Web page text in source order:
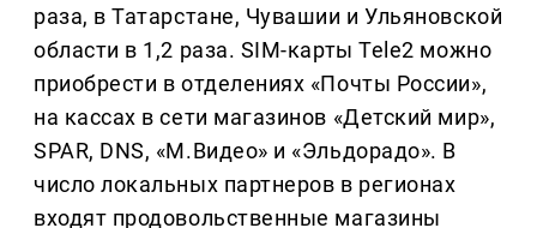
раза, в Татарстане, Чувашии и Ульяновской
области в 1,2 раза. SIM-карты Tele2 можно
приобрести в отделениях «Почты России»,
на кассах в сети магазинов «Детский мир»,
SPAR, DNS, «М.Видео» и «Эльдорадо». В
число локальных партнеров в регионах
входят продовольственные магазины